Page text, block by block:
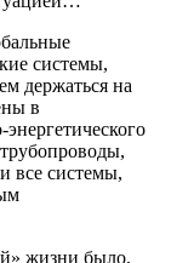
системы,
держаться на
в
все системы,
жизни было,